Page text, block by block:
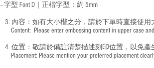
-- 字型 Font D｜正楷字型： 約 5mm
3. 內容：如有大小楷之分，請於下單時直接使用
Content: Please enter embossing content in upper case
4. 位置：敬請於備註清楚描述刻印位置，以免產
Placement: Please mention your preferred placement